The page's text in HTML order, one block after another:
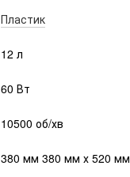
Пластик
12 л
60 Вт
10500 об/хв
380 мм 380 мм х 520 мм